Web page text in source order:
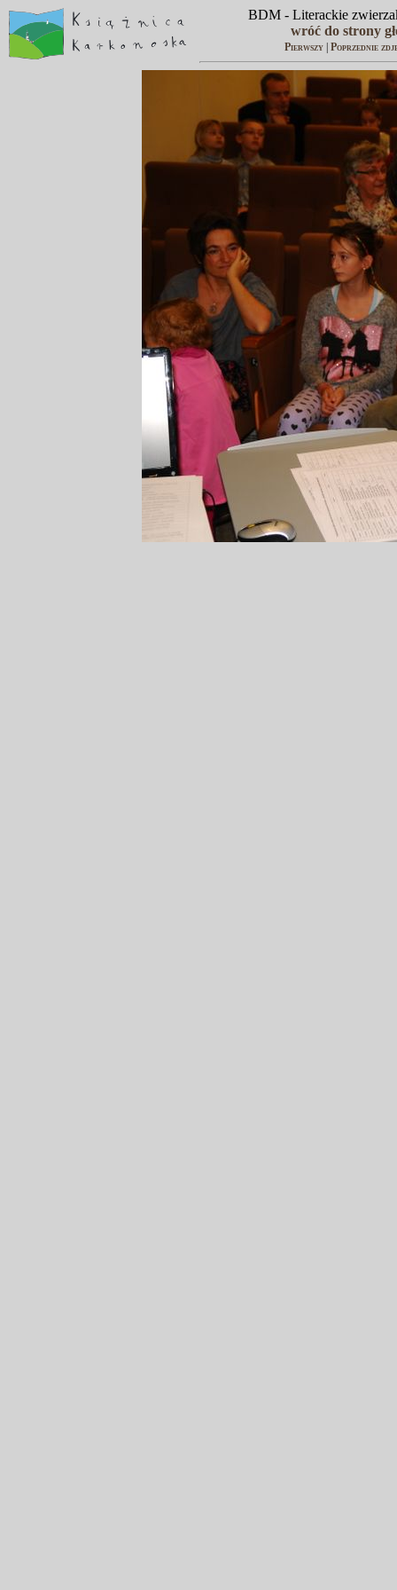
BDM - Literackie
wróć do strony
Pierwszy| Poprzednie